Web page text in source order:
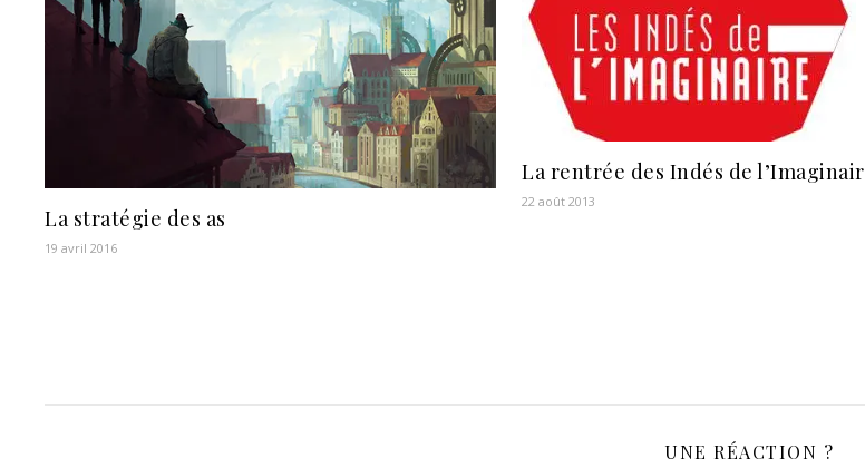
La stratégie des as
19 avril 2016
La rentrée des Indés de
22 août 2013
UNE RÉACTION ?